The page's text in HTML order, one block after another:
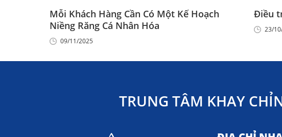
Mỗi Khách Hàng Cần Có Một Kế Hoạch
Niềng Răng Cá Nhân Hóa
09/11/2025
Điều
23/
TRUNG TÂM KHAY